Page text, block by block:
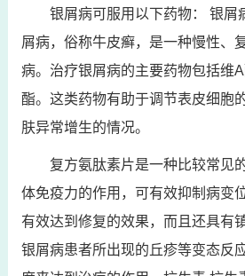
银屑病可服用以下药物： 银屑
屑病，俗称牛皮癣，是一种慢性、
病。治疗银屑病的主要药物包括维
酯。这类药物有助于调节表皮细胞
肤异常增生的情况。
复方氨肽素片是一种比较常见
体免疫力的作用，可有效抑制病变
有效达到修复的效果，而且还具有
银屑病患者所出现的丘疹等变态反